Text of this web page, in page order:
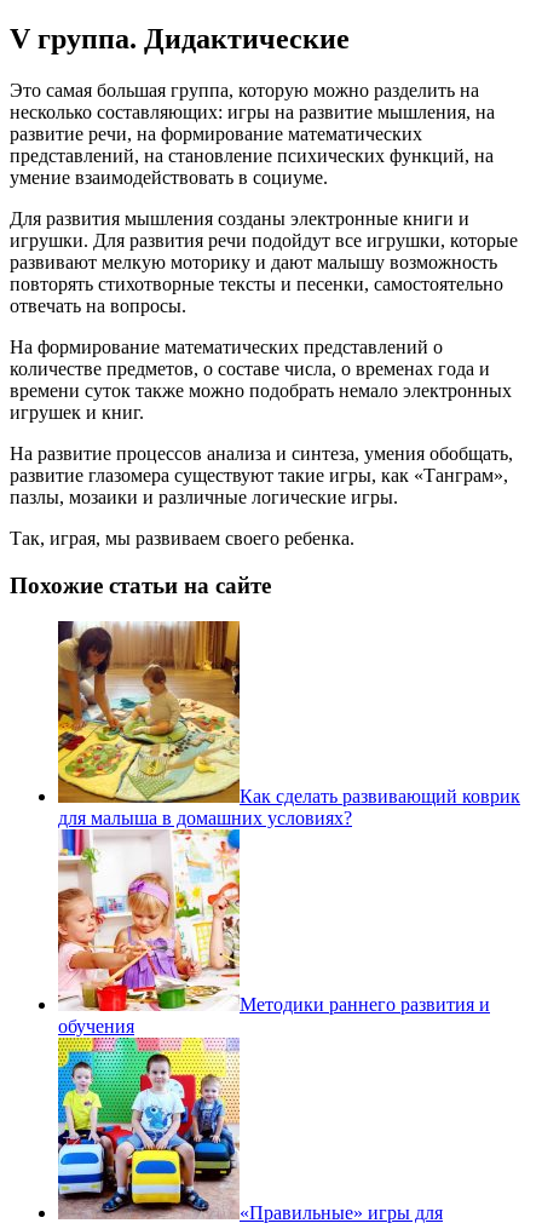
V группа. Дидактические
Это самая большая группа, которую можно разделить на
несколько составляющих: игры на развитие мышления, на
развитие речи, на формирование математических
представлений, на становление психических функций, на
умение взаимодействовать в социуме.
Для развития мышления созданы электронные книги и
игрушки. Для развития речи подойдут все игрушки, которые
развивают мелкую моторику и дают малышу возможность
повторять стихотворные тексты и песенки, самостоятельно
отвечать на вопросы.
На формирование математических представлений о
количестве предметов, о составе числа, о временах года и
времени суток также можно подобрать немало электронных
игрушек и книг.
На развитие процессов анализа и синтеза, умения обобщать,
развитие глазомера существуют такие игры, как «Танграм»,
пазлы, мозаики и различные логические игры.
Так, играя, мы развиваем своего ребенка.
Похожие статьи на сайте
Как сделать развивающий коврик
для малыша в домашних условиях?
Методики раннего развития и
обучения
«Правильные» игры для